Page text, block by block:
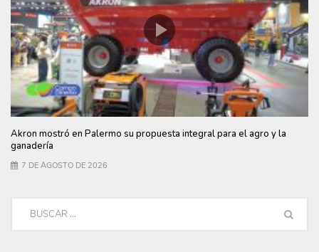
Akron mostró en Palermo su propuesta integral para el agro y la
ganadería
7 DE AGOSTO DE 2026